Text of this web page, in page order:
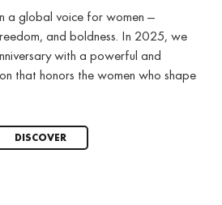
a global voice for women —
and boldness. In 2025, we
with a powerful and
that honors the women who shape
DISCOVER